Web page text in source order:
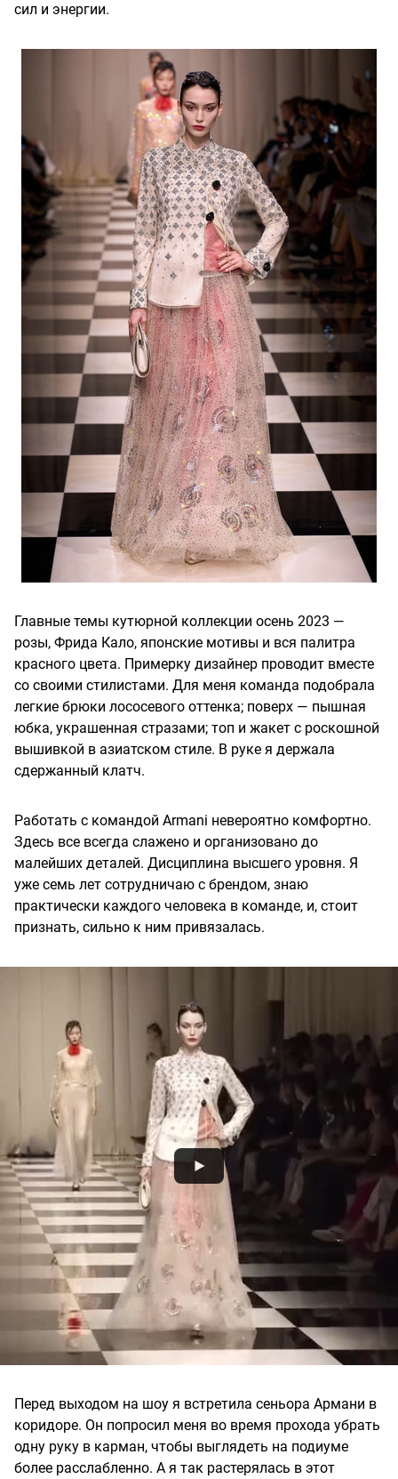
сил и энергии.
Главные темы кутюрной коллекции осень 2023 —
розы, Фрида Кало, японские мотивы и вся палитра
красного цвета. Примерку дизайнер проводит вместе
со своими стилистами. Для меня команда подобрала
легкие брюки лососевого оттенка; поверх — пышная
юбка, украшенная стразами; топ и жакет с роскошной
вышивкой в азиатском стиле. В руке я держала
сдержанный клатч.
Работать с командой Armani невероятно комфортно.
Здесь все всегда слажено и организовано до
малейших деталей. Дисциплина высшего уровня. Я
уже семь лет сотрудничаю с брендом, знаю
практически каждого человека в команде, и, стоит
признать, сильно к ним привязалась.
Перед выходом на шоу я встретила сеньора Армани в
коридоре. Он попросил меня во время прохода убрать
одну руку в карман, чтобы выглядеть на подиуме
более расслабленно. А я так растерялась в этот